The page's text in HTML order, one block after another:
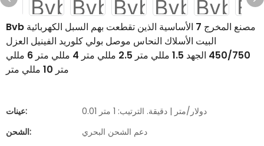
Bvb مصنع المخرج 7 الأساسية الذين تقطعت بهم السبل الكهربائية
البيت الأسلاك النحاس موصل بولي كلوريد الفينيل العزل
450/750 الجهد 1.5 مللي متر 2.5 مللي متر 4 مللي متر 6 مللي
متر 10 مللي متر
عينات:
0.01 دولار/متر | دقيقة. الترتيب: 1 متر
الشحن:
دعم الشحن البحري